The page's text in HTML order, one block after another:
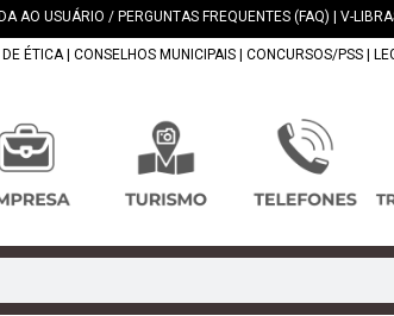
AO USUÁRIO / PERGUNTAS FREQUENTES (FAQ) V-
ÉTICA| CONSELHOS MUNICIPAIS CONCURSOS/PSS